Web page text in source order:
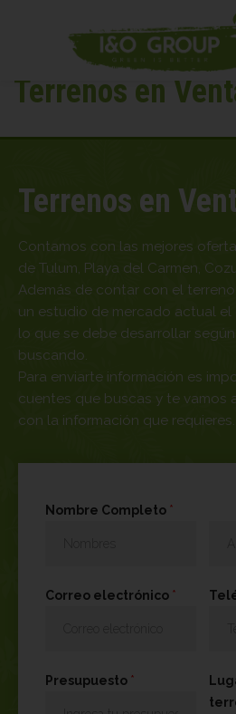
Terrenos en
Terrenos en
Contamos con las mejores
de Tulum, Playa del Carmen,
Además de contar con el
un estudio de mercado actual el
lo que se debe desarrollar
buscando.
Para enviarte información es
cuentes que buscas y te vamos
con la información que requieres.
Nombre Completo *
Correo electrónico *
Presupuesto *